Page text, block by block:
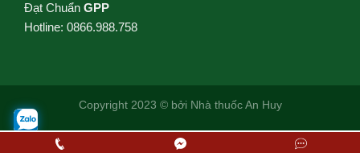
Đạt Chuẩn GPP
Hotline: 0866.988.758
Copyright 2023 © bởi Nhà thuốc An Huy